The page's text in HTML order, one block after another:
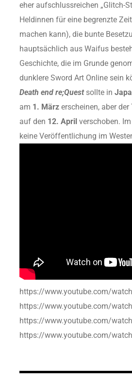
eher aufschlussreichen „Glitch-
Heldinnen für eine begrenzte
machen kann), die bunte
hauptsächlich aus Waifus
Geschichte, die im Grunde
dunklere Sword Art Online sein
Death end re;Questsollte in
am 1. März erscheinen, aber
auf den 12. April verschoben.
keine Veröffentlichung im
https://www.youtube.com/
https://www.youtube.com/
https://www.youtube.com/
https://www.youtube.com/